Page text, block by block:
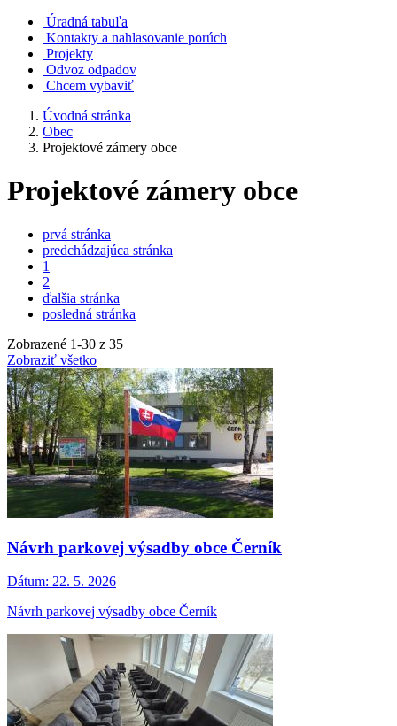
Úradná tabuľa
Kontakty a nahlasovanie porúch
Projekty
Odvoz odpadov
Chcem vybaviť
Úvodná stránka
Obec
Projektové zámery obce
Projektové zámery obce
prvá stránka
predchádzajúca stránka
1
2
ďalšia stránka
posledná stránka
Zobrazené 1-30 z 35
Zobraziť všetko
Návrh parkovej výsadby obce Černík
Dátum: 22. 5. 2026
Návrh parkovej výsadby obce Černík